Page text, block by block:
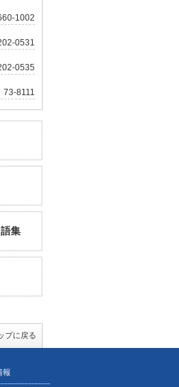
1002
0531
0535
8111
集
プに戻る
報